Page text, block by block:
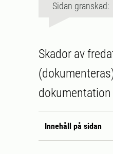
Sidan
Skador av
Innehåll på sidan